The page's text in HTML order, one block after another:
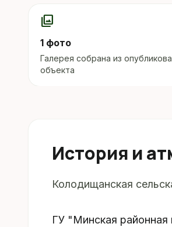
photo_library
1 фото
Галерея собрана из
объекта
История и
Колодищанская
ГУ "Минская